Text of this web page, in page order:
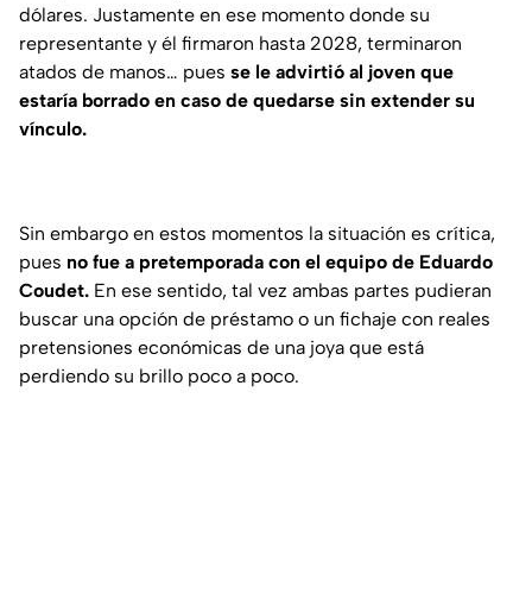
dólares. Justamente en ese momento donde su
representante y él firmaron hasta 2028, terminaron
atados de manos… pues se le advirtió al joven que
estaría borrado en caso de quedarse sin extender su
vínculo.
Sin embargo en estos momentos la situación es crítica,
pues no fue a pretemporada con el equipo de Eduardo
Coudet. En ese sentido, tal vez ambas partes pudieran
buscar una opción de préstamo o un fichaje con reales
pretensiones económicas de una joya que está
perdiendo su brillo poco a poco.